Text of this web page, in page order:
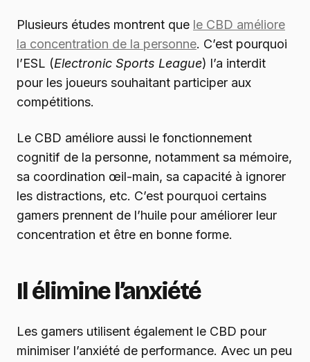
Plusieurs études montrent que le CBD améliore
la concentration de la personne. C’est pourquoi
l’ESL (Electronic Sports League) l’a interdit
pour les joueurs souhaitant participer aux
compétitions.
Le CBD améliore aussi le fonctionnement
cognitif de la personne, notamment sa mémoire,
sa coordination œil-main, sa capacité à ignorer
les distractions, etc. C’est pourquoi certains
gamers prennent de l’huile pour améliorer leur
concentration et être en bonne forme.
Il élimine l’anxiété
Les gamers utilisent également le CBD pour
minimiser l’anxiété de performance. Avec un peu